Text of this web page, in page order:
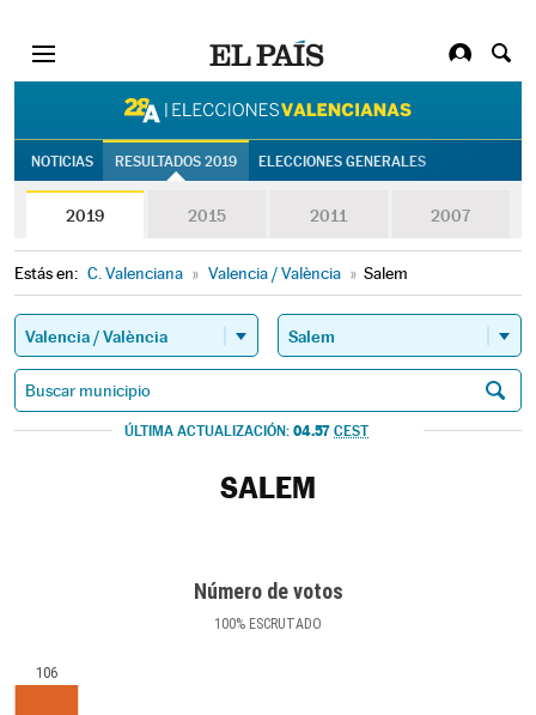
NOTICIAS RESULTADOS 2019 ELECCIONES GENERALES
2019 2015 2011 2007
Estás en: C. Valenciana » Valencia / València » Salem
ÚLTIMA ACTUALIZACIÓN: 04.57 CEST
SALEM
Número de votos
100% ESCRUTADO
106